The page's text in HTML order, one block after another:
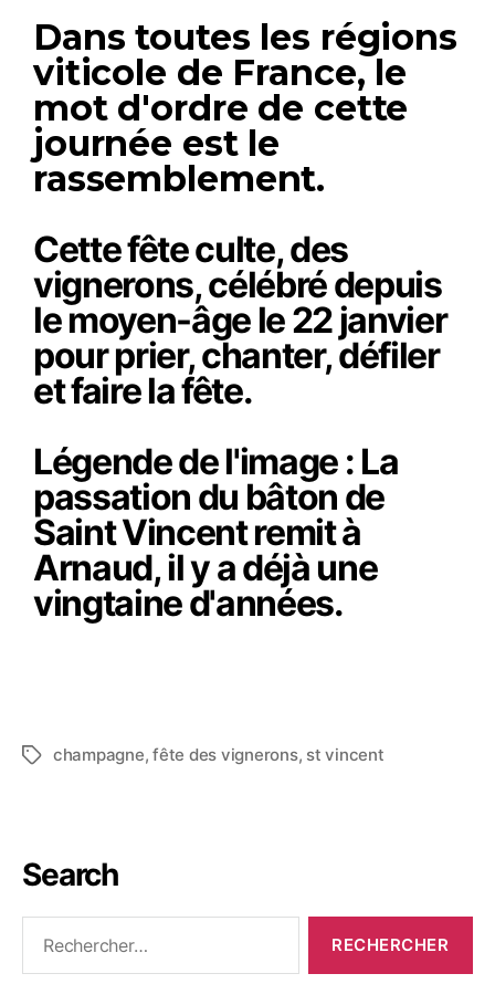
Dans toutes les régions
viticole de France, le
mot d'ordre de cette
journée est le
rassemblement.
Cette fête culte, des
vignerons, célébré depuis
le moyen-âge le 22 janvier
pour prier, chanter, défiler
et faire la fête.
Légende de l'image : La
passation du bâton de
Saint Vincent remit à
Arnaud, il y a déjà une
vingtaine d'années.
champagne,fête des vignerons, st vincent
Search